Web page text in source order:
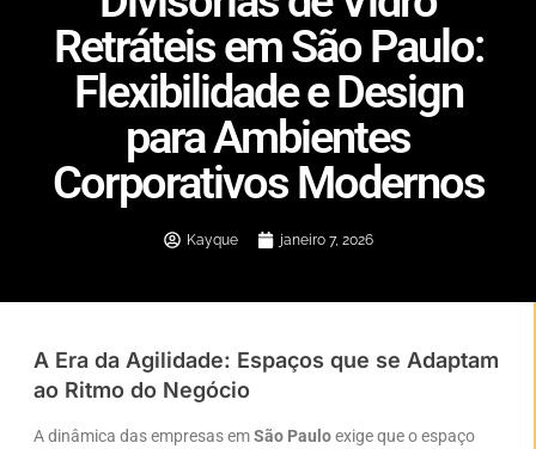
Retráteis em São Paulo:
Flexibilidade e Design
para Ambientes
Corporativos Modernos
Kayque janeiro 7, 2026
A Era da Agilidade: Espaços que se Adaptam
ao Ritmo do Negócio
A dinâmica das empresas emSão Pauloexige que o espaço